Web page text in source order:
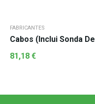
FABRICANTES
Cabos (Inclui Sonda
81,18 €